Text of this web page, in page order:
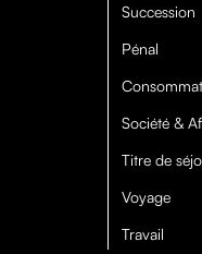
Succession
Pénal
Société &
Titre de
Voyage
Travail